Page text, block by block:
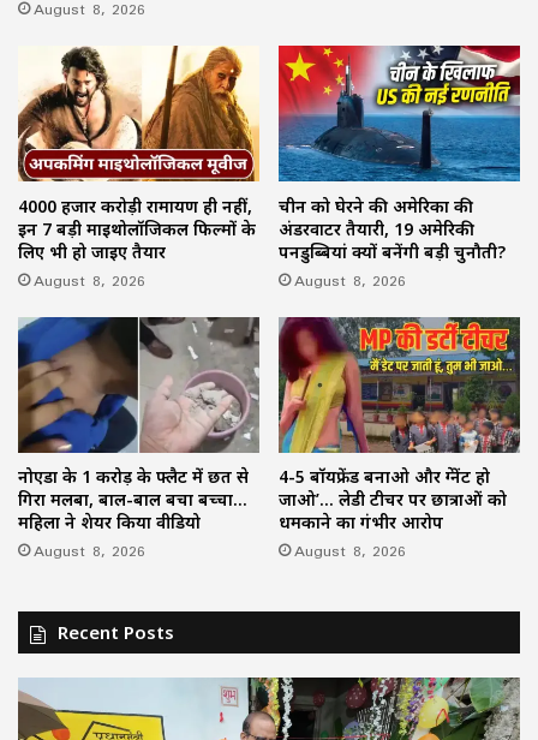
August 8, 2026
4000 हजार करोड़ी रामायण ही नहीं,
इन 7 बड़ी माइथोलॉजिकल फिल्मों के
लिए भी हो जाइए तैयार
August 8, 2026
चीन को घेरने की अमेरिका की
अंडरवाटर तैयारी, 19 अमेरिकी
पनडुब्बियां क्यों बनेंगी बड़ी चुनौती?
August 8, 2026
नोएडा के 1 करोड़ के फ्लैट में छत से
गिरा मलबा, बाल-बाल बचा बच्चा…
महिला ने शेयर किया वीडियो
August 8, 2026
4-5 बॉयफ्रेंड बनाओ और प्रेग्नेंट हो
जाओ’… लेडी टीचर पर छात्राओं को
धमकाने का गंभीर आरोप
August 8, 2026
Recent Posts